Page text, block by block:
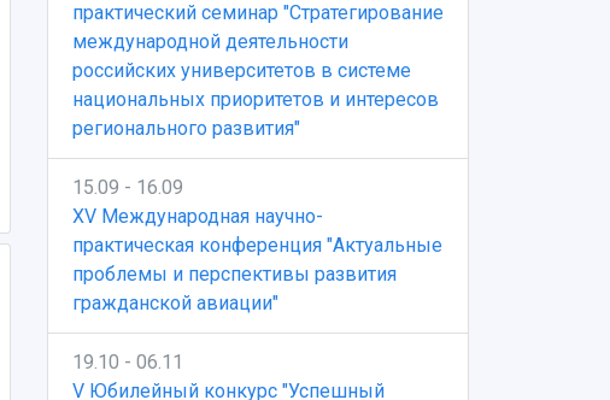
практический семинар "Стратегирование
международной деятельности
российских университетов в системе
национальных приоритетов и интересов
регионального развития"
15.09 - 16.09
XV Международная научно-
практическая конференция "Актуальные
проблемы и перспективы развития
гражданской авиации"
19.10 - 06.11
V Юбилейный конкурс "Успешный